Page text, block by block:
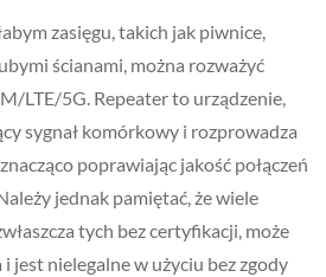
zasięgu, takich jak piwnice,
ścianami, można rozważyć
LTE/5G. Repeater to urządzenie,
sygnał komórkowy i rozprowadza
poprawiając jakość połączeń
jednak pamiętać, że wiele
tych bez certyfikacji, może
i jest nielegalne w użyciu bez zgody